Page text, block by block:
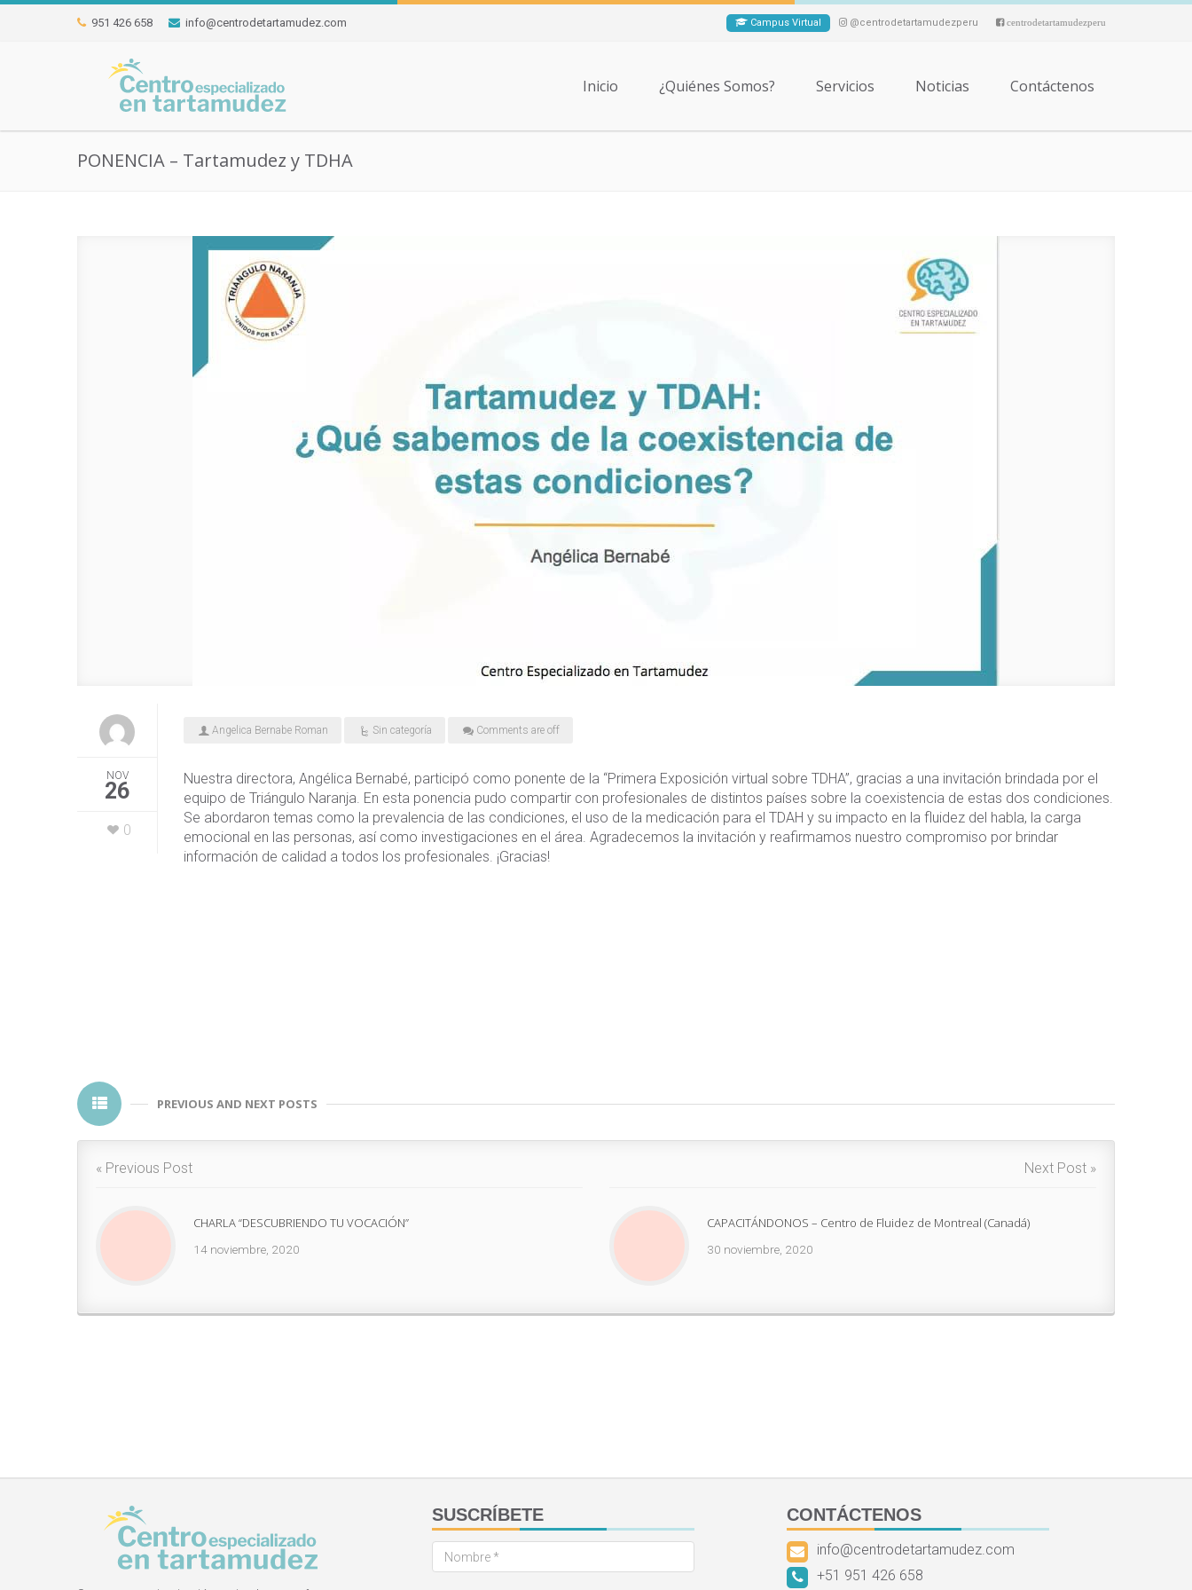
951 426 658 info@centrodetartamudez.com Campus Virtual @centrodetartamudezperu centrodetartamudezperu
Inicio ¿Quiénes Somos? Servicios Noticias Contáctenos
PONENCIA – Tartamudez y TDHA
NOV
26
0
Angelica Bernabe Roman Sin categoría Comments are off
Nuestra directora, Angélica Bernabé, participó como ponente de la “Primera Exposición virtual sobre TDHA”, gracias a una invitación brindada por el
equipo de Triángulo Naranja. En esta ponencia pudo compartir con profesionales de distintos países sobre la coexistencia de estas dos condiciones.
Se abordaron temas como la prevalencia de las condiciones, el uso de la medicación para el TDAH y su impacto en la fluidez del habla, la carga
emocional en las personas, así como investigaciones en el área. Agradecemos la invitación y reafirmamos nuestro compromiso por brindar
información de calidad a todos los profesionales. ¡Gracias!
PREVIOUS AND NEXT POSTS
« Previous Post
CHARLA “DESCUBRIENDO TU VOCACIÓN”
14 noviembre, 2020
Next Post »
CAPACITÁNDONOS – Centro de Fluidez de Montreal (Canadá)
30 noviembre, 2020
SUSCRÍBETE CONTÁCTENOS
info@centrodetartamudez.com
+51 951 426 658